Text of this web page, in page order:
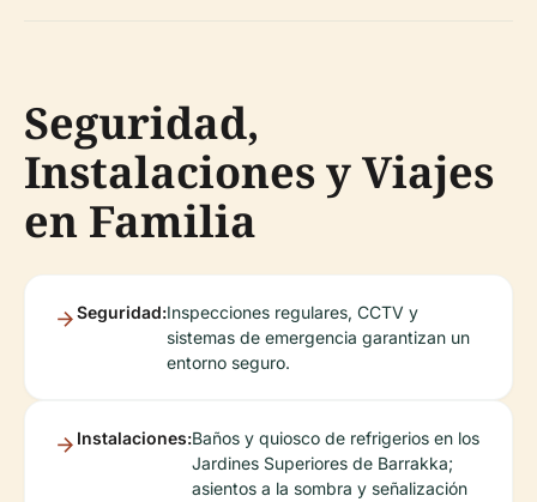
Seguridad,
Instalaciones y Viajes
en Familia
Seguridad:Inspecciones regulares, CCTV y
sistemas de emergencia garantizan un
entorno seguro.
Instalaciones:Baños y quiosco de refrigerios en los
Jardines Superiores de Barrakka;
asientos a la sombra y señalización